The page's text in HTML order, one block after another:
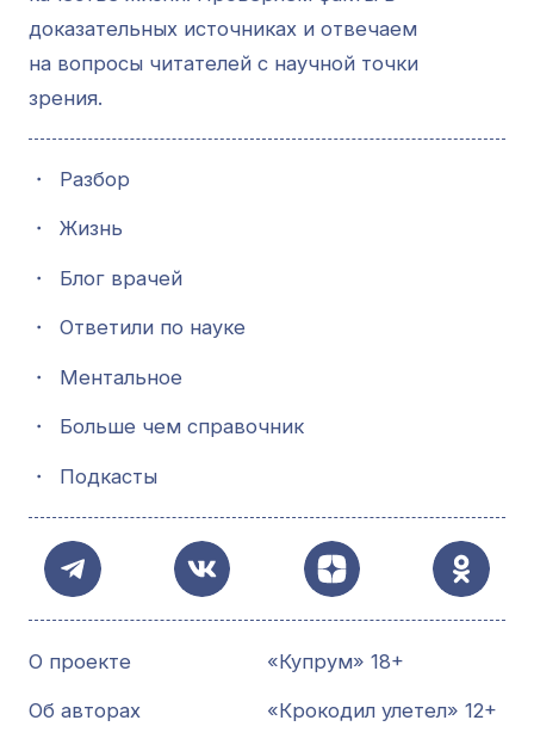
доказательных источниках и отвечаем
на вопросы читателей с научной точки
зрения.
・ Разбор
・ Жизнь
・ Блог врачей
・ Ответили по науке
・ Ментальное
・ Больше чем справочник
・ Подкасты
О проекте
Об авторах
«Купрум» 18+
«Крокодил улетел» 12+